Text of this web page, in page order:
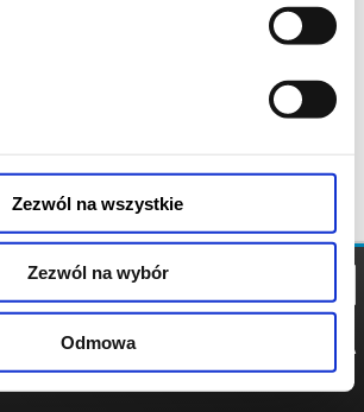
Zezwól na wszystkie
Zezwól na wybór
Odmowa
POLITYKA
POLITYKA